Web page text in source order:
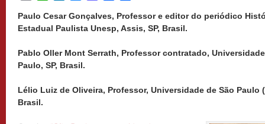
Paulo Cesar Gonçalves, Professor e editor do periódico
Estadual Paulista Unesp, Assis, SP, Brasil.
Pablo Oller Mont Serrath, Professor contratado,
Paulo, SP, Brasil.
Lélio Luiz de Oliveira, Professor, Universidade de São Paulo
Brasil.